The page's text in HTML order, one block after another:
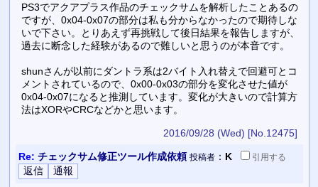
PS3でアクアプラス作品のチェックサムを解析したことあるの
ですが、0x04-0x07の部分は私も分からなかったので期待しな
いで下さい。とりあえず再挑戦して後日結果を報告しますが、
過去に断念した経験があるので難しいと思うのが本音です。
shunさんが以前にダントラ系は2バイト入れ替えで回避可とコ
メントされているので、0x00-0x03の部分を変化させた値が
0x04-0x07になると推測しています。変化が大きいので計算方
法はXORやCRCなどかと思います。
2016/09/28 (Wed) [No.12475]
Re: チェックサム修正ツール作成依頼 投稿者： K 引用する